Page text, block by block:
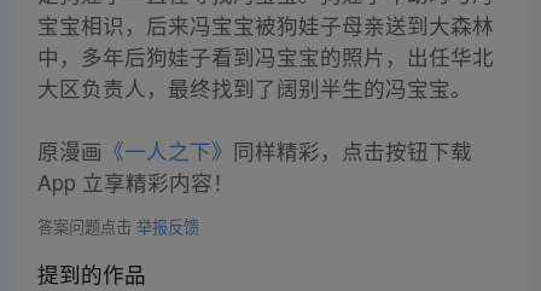
宝宝相识，后来冯宝宝被狗娃子母亲送到大森林
中，多年后狗娃子看到冯宝宝的照片，出任华北
大区负责人，最终找到了阔别半生的冯宝宝。
原漫画 《一人之下》 同样精彩，点击按钮下载
App 立享精彩内容！
答案问题点击 举报反馈
提到的作品